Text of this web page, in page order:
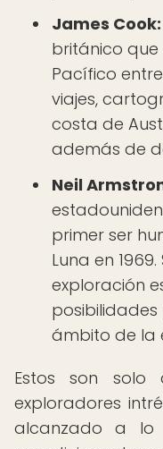
James Cook:
británico que
Pacífico entre
viajes,
costa de
además de
Neil
primer ser
Luna en
exploración
ámbito de la
Estos son solo
exploradores
alcanzado a lo